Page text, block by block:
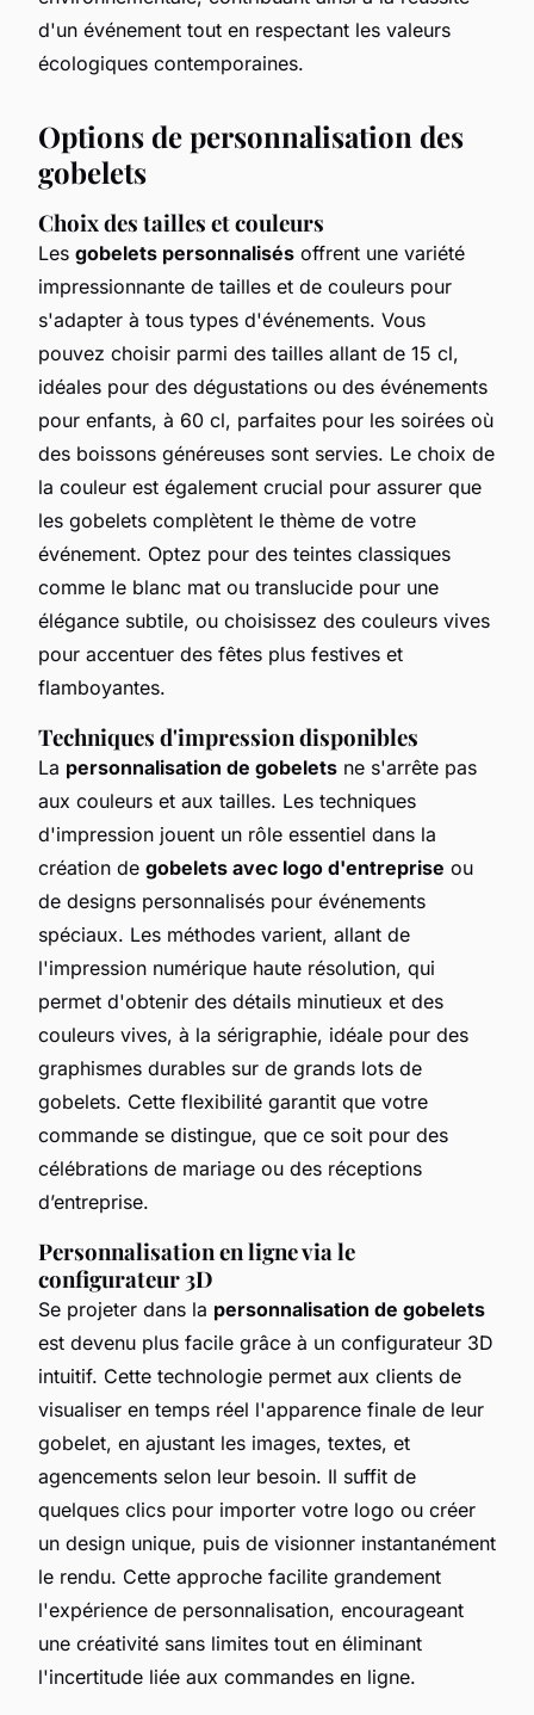
d'un événement tout en respectant les valeurs
écologiques contemporaines.
Options de personnalisation des
gobelets
Choix des tailles et couleurs
Les gobelets personnalisés offrent une variété
impressionnante de tailles et de couleurs pour
s'adapter à tous types d'événements. Vous
pouvez choisir parmi des tailles allant de 15 cl,
idéales pour des dégustations ou des événements
pour enfants, à 60 cl, parfaites pour les soirées où
des boissons généreuses sont servies. Le choix de
la couleur est également crucial pour assurer que
les gobelets complètent le thème de votre
événement. Optez pour des teintes classiques
comme le blanc mat ou translucide pour une
élégance subtile, ou choisissez des couleurs vives
pour accentuer des fêtes plus festives et
flamboyantes.
Techniques d'impression disponibles
La personnalisation de gobelets ne s'arrête pas
aux couleurs et aux tailles. Les techniques
d'impression jouent un rôle essentiel dans la
création de gobelets avec logo d'entreprise ou
de designs personnalisés pour événements
spéciaux. Les méthodes varient, allant de
l'impression numérique haute résolution, qui
permet d'obtenir des détails minutieux et des
couleurs vives, à la sérigraphie, idéale pour des
graphismes durables sur de grands lots de
gobelets. Cette flexibilité garantit que votre
commande se distingue, que ce soit pour des
célébrations de mariage ou des réceptions
d’entreprise.
Personnalisation en ligne via le
configurateur 3D
Se projeter dans la personnalisation de gobelets
est devenu plus facile grâce à un configurateur 3D
intuitif. Cette technologie permet aux clients de
visualiser en temps réel l'apparence finale de leur
gobelet, en ajustant les images, textes, et
agencements selon leur besoin. Il suffit de
quelques clics pour importer votre logo ou créer
un design unique, puis de visionner instantanément
le rendu. Cette approche facilite grandement
l'expérience de personnalisation, encourageant
une créativité sans limites tout en éliminant
l'incertitude liée aux commandes en ligne.